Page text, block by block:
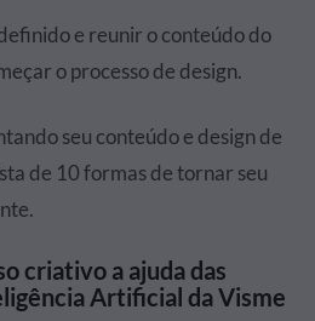
e reunir o conteúdo do
o processo de design.
seu conteúdo e design de
de 10 formas de tornar seu
criativo a ajuda das
Artificial da Visme